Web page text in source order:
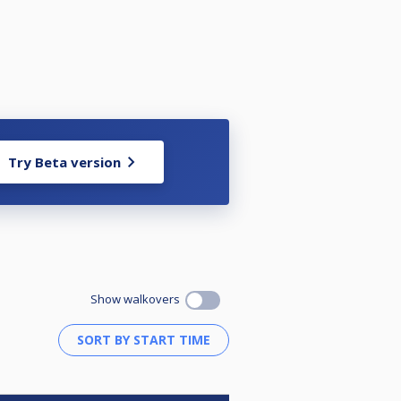
дата на раждане и
Try Beta version
Show walkovers